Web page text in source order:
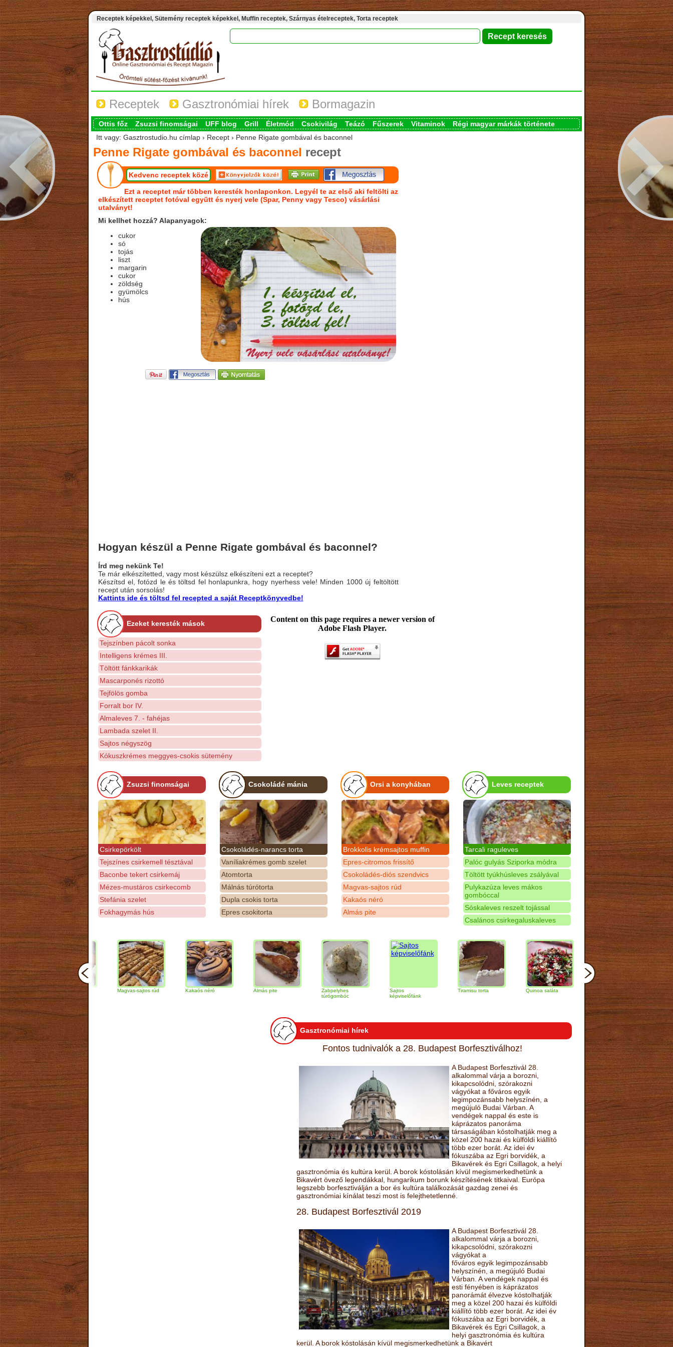
Receptek képekkel, Sütemény receptek képekkel, Muffin receptek, Szárnyas ételreceptek, Torta receptek
Receptek Gasztronómiai hírek Bormagazin
Ottis főz Zsuzsi finomságai UFF blog Grill Életmód Csokivilág Teázó Fűszerek Vitaminok
Régi magyar márkák története
Itt vagy: Gasztrostudio.hu címlap › Recept › Penne Rigate gombával és baconnel
Penne Rigate gombával és baconnel recept
Kedvenc receptek közé
Ezt a receptet már többen keresték honlaponkon. Legyél te az első aki feltölti az
elkészített receptet fotóval együtt és nyerj vele (Spar, Penny vagy Tesco) vásárlási
utalványt!
Mi kellhet hozzá? Alapanyagok:
cukor
só
tojás
liszt
margarin
cukor
zöldség
gyümölcs
hús
Hogyan készül a Penne Rigate gombával és baconnel?
Írd meg nekünk Te!
Te már elkészítetted, vagy most készülsz elkészíteni ezt a receptet?
Készítsd el, fotózd le és töltsd fel honlapunkra, hogy nyerhess vele! Minden 1000 új feltöltött
recept után sorsolás!
Kattints ide és töltsd fel recepted a saját Receptkönyvedbe!
Ezeket keresték mások
Tejszínben pácolt sonka
Intelligens krémes III.
Töltött fánkkarikák
Mascarponés rizottó
Tejfölös gomba
Forralt bor IV.
Almaleves 7. - fahéjas
Lambada szelet II.
Sajtos négyszög
Kókuszkrémes meggyes-csokis sütemény
Content on this page requires a newer version of
Adobe Flash Player.
Zsuzsi finomságai
Csirkepörkölt
Tejszínes csirkemell tésztával
Baconbe tekert csirkemáj
Mézes-mustáros csirkecomb
Stefánia szelet
Fokhagymás hús
Csokoládé mánia
Csokoládés-narancs torta
Vaníliakrémes gomb szelet
Atomtorta
Málnás túrótorta
Dupla csokis torta
Epres csokitorta
Orsi a konyhában
Brokkolis krémsajtos muffin
Epres-citromos frissítő
Csokoládés-diós szendvics
Magvas-sajtos rúd
Kakaós néró
Almás pite
Leves receptek
Tarcali raguleves
Palóc gulyás Sziporka módra
Töltött tyúkhúsleves zsályával
Pulykazúza leves mákos
gombóccal
Sóskaleves reszelt tojással
Csalános csirkegaluskaleves
Csokoládés-diós
szendvics
Magvas-sajtos rúd Kakaós néró Almás pite
Zabpelyhes
túrógombóc
képviselőfánk
Tiramisu torta Quinoa saláta Mandulás kifli
Gasztronómiai hírek
Fontos tudnivalók a 28. Budapest Borfesztiválhoz!
A Budapest Borfesztivál 28.
alkalommal várja a borozni,
kikapcsolódni, szórakozni
vágyókat a főváros egyik
legimpozánsabb helyszínén, a
megújuló Budai Várban. A
vendégek nappal és este is
káprázatos panoráma
társaságában kóstolhatják meg a
közel 200 hazai és külföldi kiállító
több ezer borát. Az idei év
fókuszába az Egri borvidék, a
Bikavérek és Egri Csillagok, a helyi
gasztronómia és kultúra kerül. A borok kóstolásán kívül megismerkedhetünk a
Bikavért övező legendákkal, hungarikum borunk készítésének titkaival. Európa
legszebb borfesztiválján a bor és kultúra találkozását gazdag zenei és
gasztronómiai kínálat teszi most is felejthetetlenné.
28. Budapest Borfesztivál 2019
A Budapest Borfesztivál 28.
alkalommal várja a borozni,
kikapcsolódni, szórakozni
vágyókat a
főváros egyik legimpozánsabb
helyszínén, a megújuló Budai
Várban. A vendégek nappal és
esti fényében is káprázatos
panorámát élvezve kóstolhatják
meg a közel 200 hazai és külföldi
kiállító több ezer borát. Az idei év
fókuszába az Egri borvidék, a
Bikavérek és Egri Csillagok, a
helyi gasztronómia és kultúra
kerül. A borok kóstolásán kívül megismerkedhetünk a Bikavért